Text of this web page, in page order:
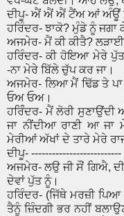
ਦੀਪੂ- ਐਂ ਐਂ ਐਂ ਟੈਂਅ ਆਂ ਅੰਊਂ
ਹਰਿੰਦਰ- ਝਾਕੋ? ਮੁੰਡੇ ਨੂੰ ਜਗਾ
ਅਜਮੇਰ- ਮੈਂ ਕੀ ਕੀਤੈ? ਲੜਾਈ
ਹਰਿੰਦਰ- ਕੀ ਹੋਇਆ ਮੇਰੇ
-ਨਾ ਮੇਰੇ ਬਿੱਲੇ ਚੁੱਪ ਕਰ ਜਾ।
ਅਜਮੇਰ- ਲਿਆ ਮੈਂ ਢਿੱਡ ਤੇ
ਓਅ ਓਅ।
ਹਰਿੰੰਦਰ- ਮੈਂ ਲੋਰੀ ਸੁਣਾਉਂਦੀ
ਜਾ ਨੀਂਦੀਆ ਰਾਣੀ ਆ
ਮੇਰੀਆਂ ਅੱਖਾਂ ਦੇ ਤਾਰੇ ਮੇਰੇ
ਦੀਪੂ- --------------------------
ਅਜਮੇਰ- ਲਉ ਜੀ ਸੌਂ ਗਿਐ,
ਦੇਵਾਂ ਪੁੱਤ ਨੂੰ।
ਹਰਿੰਦਰ- (ਜਿੱਥੇ ਮਰਜ਼ੀ
ਤੈਨੂੰ ਜ਼ਿੰਦਗੀ ਭਰ ਨਹੀਂ